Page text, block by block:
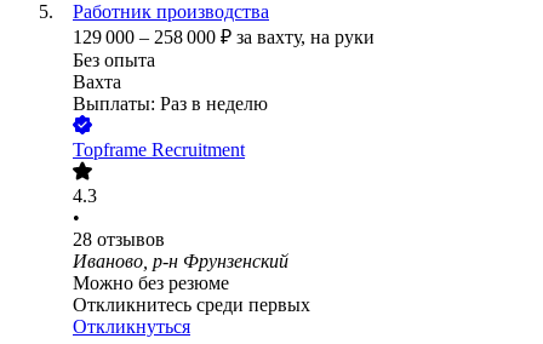
Работник производства
129 000 – 258 000 ₽ за вахту, на руки
Без опыта
Вахта
Выплаты: Раз в неделю
Topframe Recruitment
4.3
•
28 отзывов
Иваново, р-н Фрунзенский
Можно без резюме
Откликнитесь среди первых
Откликнуться